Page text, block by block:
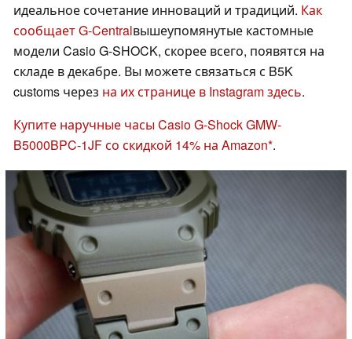
идеальное сочетание инноваций и традиций. Как
сообщает G-Centralвышеупомянутые кастомные
модели Casio G-SHOCK, скорее всего, появятся на
складе в декабре. Вы можете связаться с B5K
customs через на их странице в Instagram здесь.
Купите наручные часы Casio G-Shock GMW-
B5000BPC-1JF со скидкой 14% на Amazon .